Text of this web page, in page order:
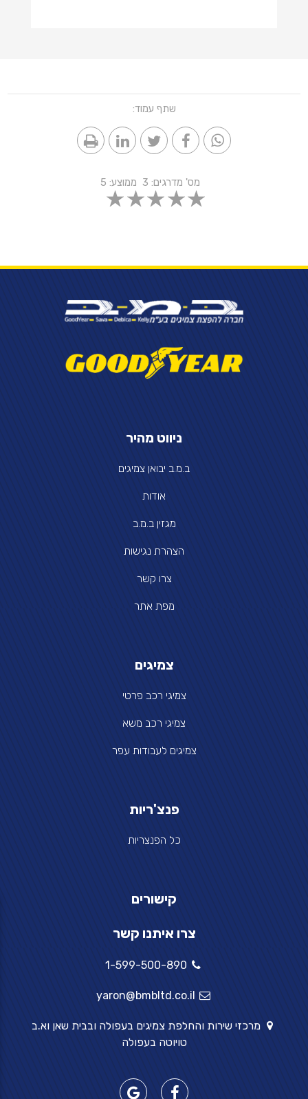
שתף עמוד:
מס' מדרגים: 3 ממוצע: 5
ניווט מהיר
ב.מ.ב יבואן צמיגים
אודות
מגזין ב.מ.ב
הצהרת נגישות
צרו קשר
מפת אתר
צמיגים
צמיגי רכב פרטי
צמיגי רכב משא
צמיגים לעבודות עפר
פנצ'ריות
כל הפנצריות
קישורים
צרו איתנו קשר
1-599-500-890
yaron@bmbltd.co.il
מרכזי שירות והחלפת צמיגים בעפולה ובבית שאן וא.ב
טויוטה בעפולה